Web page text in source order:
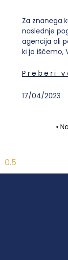
Za znanega
naslednje
agencija ali
ki jo iščemo,
Preberi
17/04/2023
«